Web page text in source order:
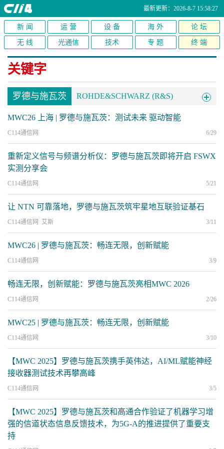
最新更新：2026-8-7 15:58:27
新 闻 运 营 设 备 海 外 论 坛
无 线 光通信 技术 专 题 终 端
关键字
罗德与施瓦茨 ROHDE&SCHWARZ (R&S)
MWC26 上海 | 罗德与施瓦茨：测试未来 驱动智能
C114通信网 6/29
重新定义信号与频谱分析仪：罗德与施瓦茨即将开启 FSWX
实测分享会
C114通信网 5/21
让 NTN 可靠落地，罗德与施瓦茨筑牢星地互联验证基石
C114通信网 艾斯 3/11
MWC26 | 罗德与施瓦茨：畅连无限，创新赋能
C114通信网 3/9
畅连无限，创新赋能：罗德与施瓦茨亮相MWC 2026
C114通信网 2/26
MWC25 | 罗德与施瓦茨：畅连无限，创新赋能
C114通信网 3/10
【MWC 2025】罗德与施瓦茨携手英伟达，AI/ML赋能神经
接收器测试技术再攀高峰
C114通信网 3/5
【MWC 2025】罗德与施瓦茨和高通合作验证了机器学习增
强的信道状态信息反馈技术，为5G-A的推进提供了重要支
持